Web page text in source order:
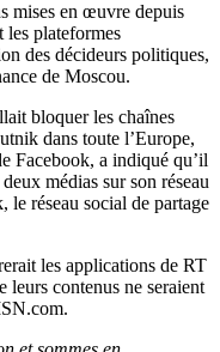
mises en œuvre depuis
les plateformes
des décideurs politiques,
de Moscou.
bloquer les chaînes
dans toute l’Europe,
Facebook, a indiqué qu’il
médias sur son réseau
le réseau social de partage
les applications de RT
contenus ne seraient